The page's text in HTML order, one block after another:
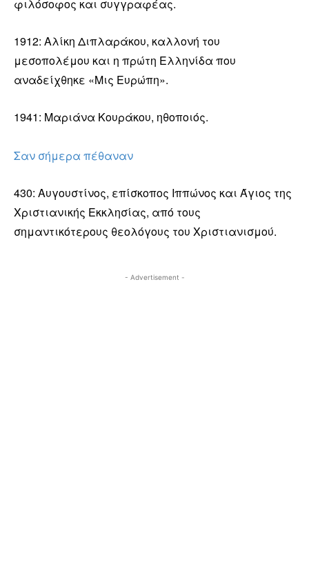
φιλόσοφος και συγγραφέας.
1912: Αλίκη Διπλαράκου, καλλονή του
μεσοπολέμου και η πρώτη Ελληνίδα που
αναδείχθηκε «Μις Ευρώπη».
1941: Μαριάνα Κουράκου, ηθοποιός.
Σαν σήμερα πέθαναν
430: Αυγουστίνος, επίσκοπος Ιππώνος και Άγιος της
Χριστιανικής Εκκλησίας, από τους
σημαντικότερους θεολόγους του Χριστιανισμού.
- Advertisement -